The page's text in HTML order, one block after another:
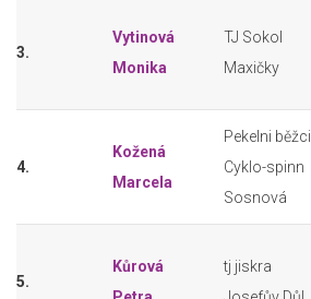
3.
Vytinová
Monika
TJ Sokol
Maxičky
4.
Kožená
Marcela
Pekelni běžci
Cyklo-spinn
Sosnová
5.
Kůrová
tj jiskra